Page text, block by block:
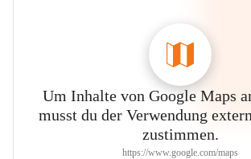
Um Inhalte von Google Maps
musst du der Verwendung
zustimmen.
https://www.google.com/maps